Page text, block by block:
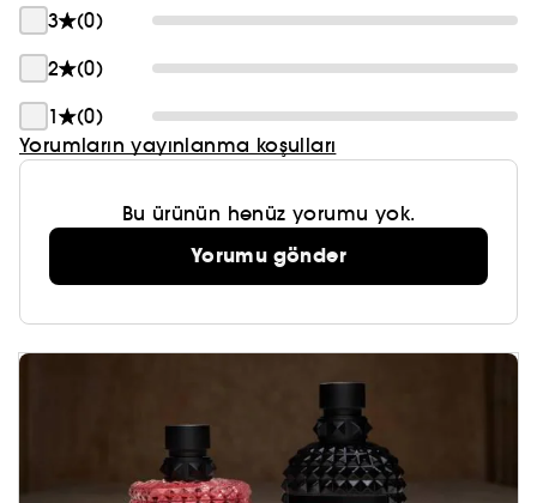
3
(0)
2
(0)
1
(0)
Yorumların yayınlanma koşulları
Bu ürünün henüz yorumu yok.
Yorumu gönder